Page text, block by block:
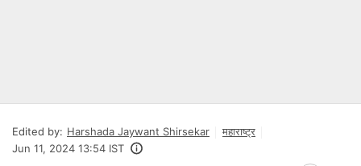
Edited by: Harshada Jaywant Shirsekar
महाराष्ट्र
Jun 11, 2024 13:54 IST